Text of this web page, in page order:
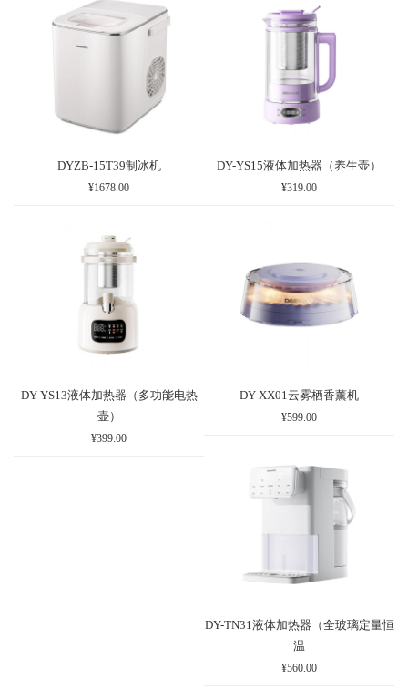
DYZB-15T39制冰机
¥1678.00
DY-YS15液体加热器（养生壶）
¥319.00
DY-YS13液体加热器（多功能电热
壶）
¥399.00
DY-XX01云雾栖香薰机
¥599.00
DY-TN31液体加热器（全玻璃定量恒
温
¥560.00